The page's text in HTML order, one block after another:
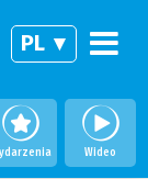
PL
Wideo